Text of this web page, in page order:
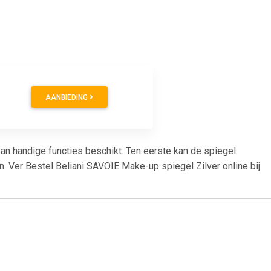
AANBIEDING
handige functies beschikt. Ten eerste kan de spiegel
Ver Bestel Beliani SAVOIE Make-up spiegel Zilver online bij